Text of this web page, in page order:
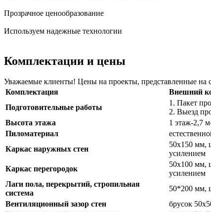
Прозрачное ценообразование
Используем надежные технологии
Комплектации и цены
Уважаемые клиенты! Цены на проекты, представленные на
Комплектация
Внешний
Подготовительные работы
1. Пакет
2. Выезд
Высота этажа
1 этаж-2,7
Пиломатериал
Каркас наружных стен
50х150 мм,
усилением
Каркас перегородок
50х100 мм,
усилением
Лаги пола, перекрытий, стропильная
система
50*200 мм,
Вентиляционный зазор стен
брусок